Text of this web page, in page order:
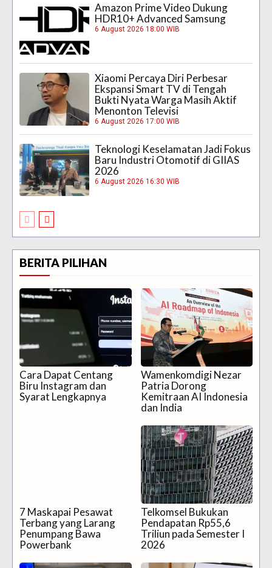
Amazon Prime Video Dukung
HDR10+ Advanced Samsung
6 August 2026 18:00 WIB
Xiaomi Percaya Diri Perbesar
Ekspansi Smart TV di Tengah
Bukti Nyata Warga Masih Aktif
Menonton Televisi
6 August 2026 17:00 WIB
Teknologi Keselamatan Jadi Fokus
Baru Industri Otomotif di GIIAS
2026
6 August 2026 16:30 WIB
BERITA PILIHAN
Cara Dapat Centang
Biru Instagram dan
Syarat Lengkapnya
Wamenkomdigi Nezar
Patria Dorong
Kemitraan AI Indonesia
dan India
7 Maskapai Pesawat
Terbang yang Larang
Penumpang Bawa
Powerbank
Telkomsel Bukukan
Pendapatan Rp55,6
Triliun pada Semester I
2026